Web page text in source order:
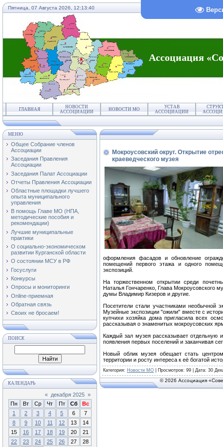
Пятница, 07 Августа 2026, 12:13:40
Ассоциация
ГЛАВНАЯ
НОВОСТИ
АССОЦИАЦИИ
НОВОСТИ МО
УСТАВ
АССОЦИАЦИИ
МЕНЮ
Общее Собрание членов
Ассоциации
Заседания Правления
Ассоциации
Заседания Палат Ассоциации
Отчеты Правления Ассоциации
Областные площадки лучшего
опыта муниципального
управления
В помощь Главе МО (НПА,
методические пособия и
рекомендации)
Лучшие муниципальные
практики
О социально-экономическом
развитии Курганской области
О состоянии МСУ в РФ
Госуслуги
Конкурсы
Опросы и мониторинги
Online-приемная
Обратная связь
Своих не бросаем!
ПОИСК
КАЛЕНДАРЬ
« декабря 2025 »
Пн
Вт Ср Чт Пт Сб
Вс
1
2 3 4 5 6
7
8
9 10 11 12 13
14
15
16 17 18 19 20
21
22
23 24 25 26 27
28
Мокроусовский округ. Открытие
краеведческого музея
оформления фасадов и обновление
помещений первого этажа и одного
экспозиций.
На торжественном открытии среди
Наталья Гончаренко, Глава Мокроусовского
думы Владимир Кизеров и другие.
Посетители стали участниками необычной
Музейные экспозиции "ожили" вместе с
купчихи хозяйка дома пригласила всех
рассказывая о знаменитых мокроусовских
Каждый зал музея рассказывает отдельную
появления первых поселений и заканчивая
Новый облик музея обещает стать
территории и росту интереса к её богатой
Категория: Новости МО Просмотров: 99 | Дата: 30
© 2026 Ассоциация